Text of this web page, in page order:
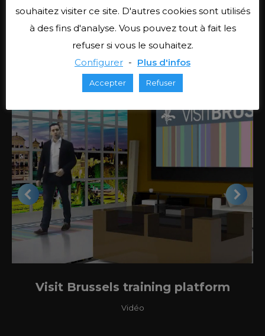
similaires
Nos autres réalisations
Visit Brussels training platform
Vidéo
souhaitez visiter ce site. D'autres cookies sont utilisés
à des fins d'analyse. Vous pouvez tout à fait les
refuser si vous le souhaitez.
Configurer - Plus d'infos
Accepter Refuser